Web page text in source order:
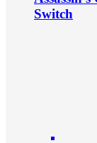
Switch